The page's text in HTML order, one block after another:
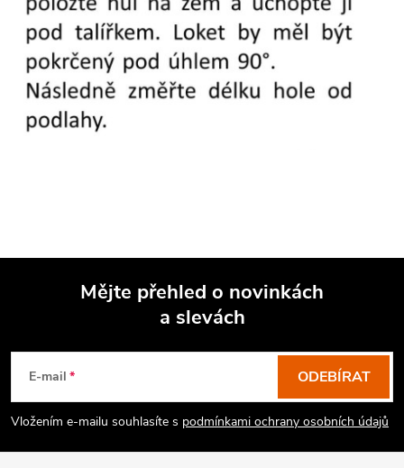
Mějte přehled o novinkách
a slevách
E-mail
Vložením e-mailu souhlasíte s podmínkami ochrany osobních údajů
ODEBÍRAT